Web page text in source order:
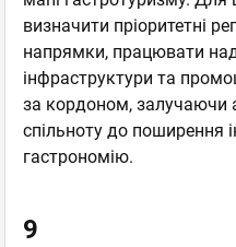
визначити пріоритетні
напрямки, працювати
інфраструктури та
за кордоном, залучаючи
спільноту до поширення
гастрономію.
9